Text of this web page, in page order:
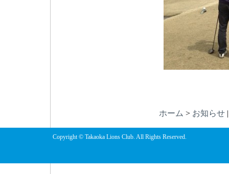
ホーム > お知らせ
Copyright © Takaoka Lions Club. All Rights Reserved.